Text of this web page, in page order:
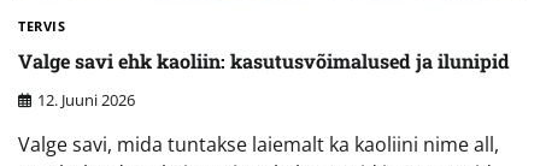
TERVIS
Valge savi ehk kaoliin: kasutusvõimalused ja ilunipid
12. Juuni 2026
Valge savi, mida tuntakse laiemalt ka kaoliini nime all,